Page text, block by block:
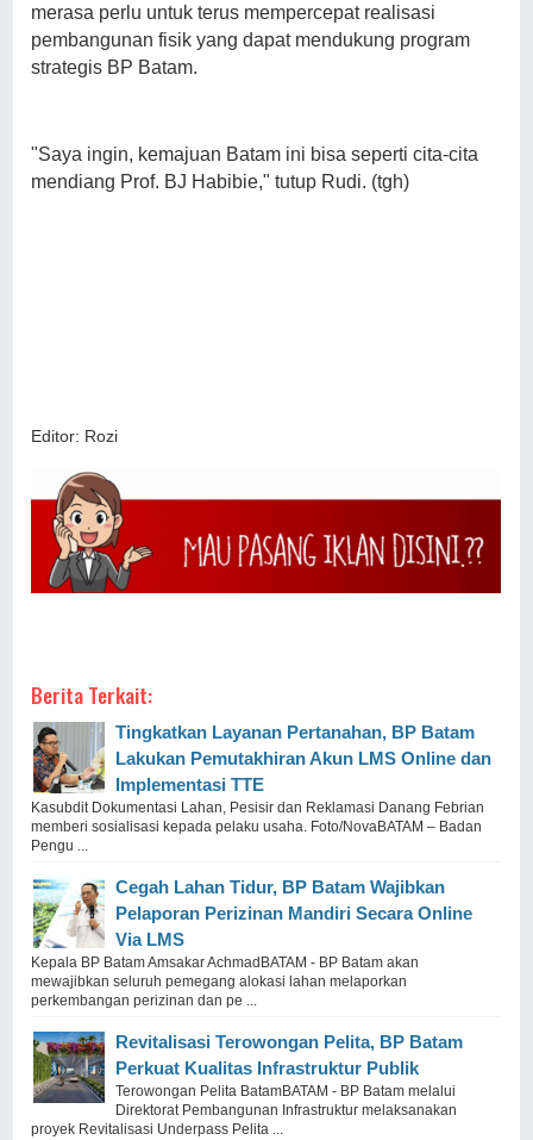
merasa perlu untuk terus mempercepat realisasi
pembangunan fisik yang dapat mendukung program
strategis BP Batam.
"Saya ingin, kemajuan Batam ini bisa seperti cita-cita
mendiang Prof. BJ Habibie," tutup Rudi. (tgh)
Editor: Rozi
Berita Terkait:
Tingkatkan Layanan Pertanahan, BP Batam
Lakukan Pemutakhiran Akun LMS Online dan
Implementasi TTE
Kasubdit Dokumentasi Lahan, Pesisir dan Reklamasi Danang Febrian
memberi sosialisasi kepada pelaku usaha. Foto/NovaBATAM – Badan
Pengu ...
Cegah Lahan Tidur, BP Batam Wajibkan
Pelaporan Perizinan Mandiri Secara Online
Via LMS
Kepala BP Batam Amsakar AchmadBATAM - BP Batam akan
mewajibkan seluruh pemegang alokasi lahan melaporkan
perkembangan perizinan dan pe ...
Revitalisasi Terowongan Pelita, BP Batam
Perkuat Kualitas Infrastruktur Publik
Terowongan Pelita BatamBATAM - BP Batam melalui
Direktorat Pembangunan Infrastruktur melaksanakan
proyek Revitalisasi Underpass Pelita ...